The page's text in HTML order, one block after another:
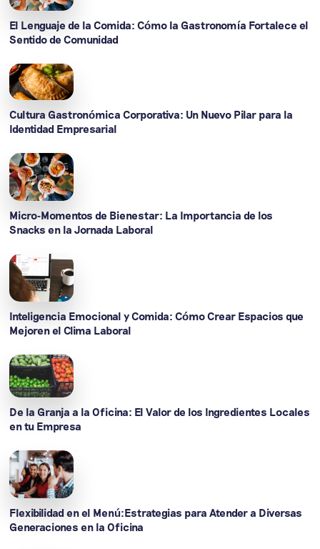
El Lenguaje de la Comida: Cómo la Gastronomía Fortalece el
Sentido de Comunidad
Cultura Gastronómica Corporativa: Un Nuevo Pilar para la
Identidad Empresarial
Micro-Momentos de Bienestar: La Importancia de los
Snacks en la Jornada Laboral
Inteligencia Emocional y Comida: Cómo Crear Espacios que
Mejoren el Clima Laboral
De la Granja a la Oficina: El Valor de los Ingredientes Locales
en tu Empresa
Flexibilidad en el Menú:Estrategias para Atender a Diversas
Generaciones en la Oficina